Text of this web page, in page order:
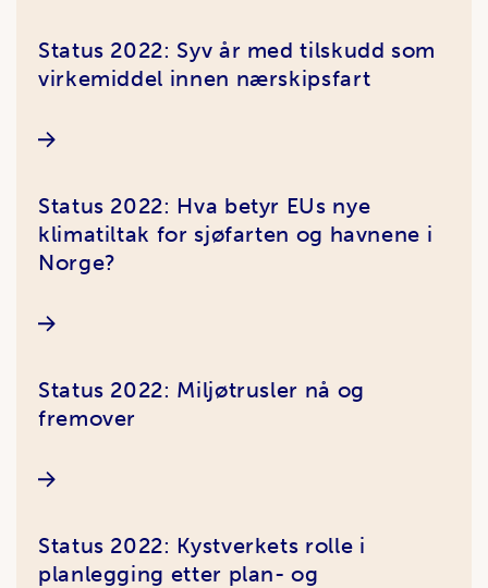
Status 2022: Syv år med tilskudd som
virkemiddel innen nærskipsfart
Status 2022: Hva betyr EUs nye
klimatiltak for sjøfarten og havnene i
Norge?
Status 2022: Miljøtrusler nå og
fremover
Status 2022: Kystverkets rolle i
planlegging etter plan- og